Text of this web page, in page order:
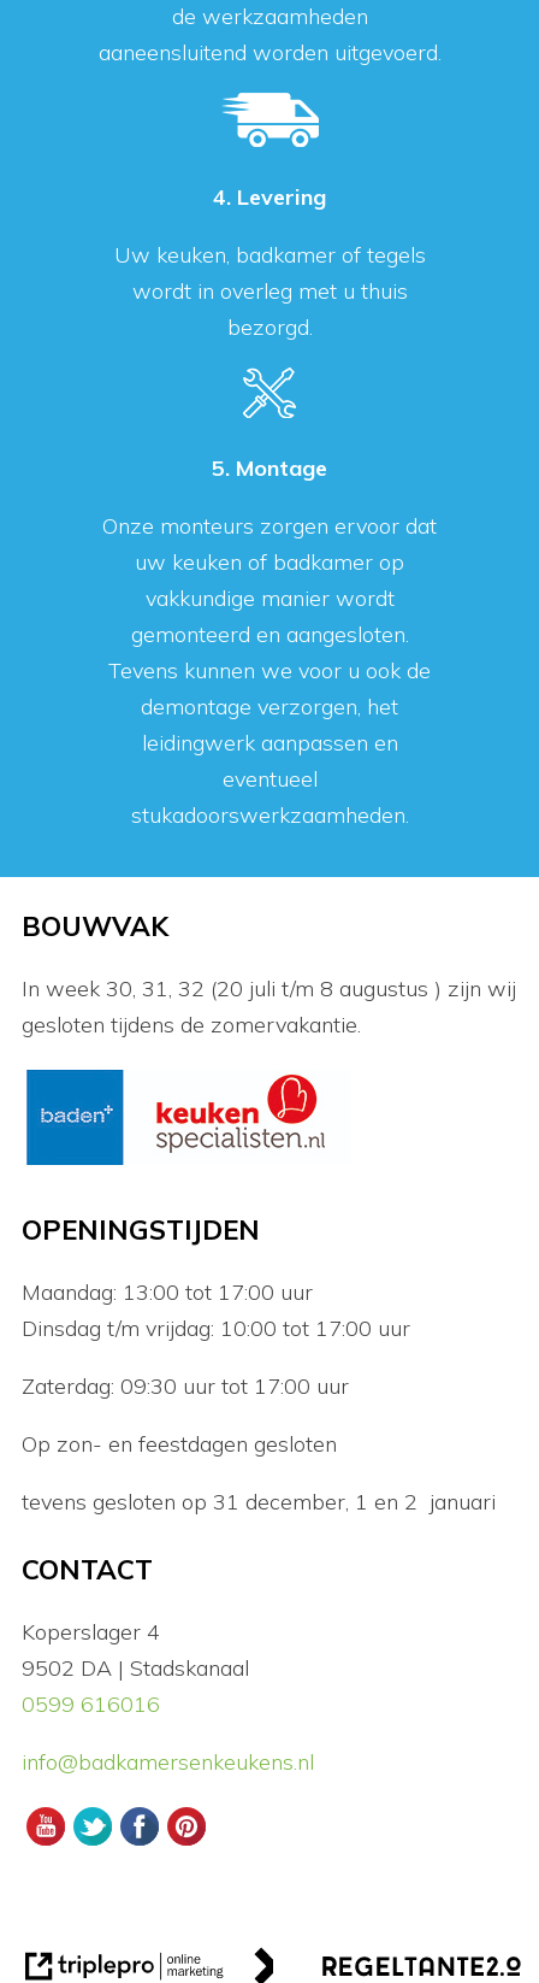
de werkzaamheden
aaneensluitend worden uitgevoerd.
4. Levering
Uw keuken, badkamer of tegels
wordt in overleg met u thuis
bezorgd.
5. Montage
Onze monteurs zorgen ervoor dat
uw keuken of badkamer op
vakkundige manier wordt
gemonteerd en aangesloten.
Tevens kunnen we voor u ook de
demontage verzorgen, het
leidingwerk aanpassen en
eventueel
stukadoorswerkzaamheden.
BOUWVAK
In week 30, 31, 32 (20 juli t/m 8 augustus ) zijn wij
gesloten tijdens de zomervakantie.
OPENINGSTIJDEN
Maandag: 13:00 tot 17:00 uur
Dinsdag t/m vrijdag: 10:00 tot 17:00 uur
Zaterdag: 09:30 uur tot 17:00 uur
Op zon- en feestdagen gesloten
tevens gesloten op 31 december, 1 en 2 januari
CONTACT
Koperslager 4
9502 DA | Stadskanaal
0599 616016
info@badkamersenkeukens.nl